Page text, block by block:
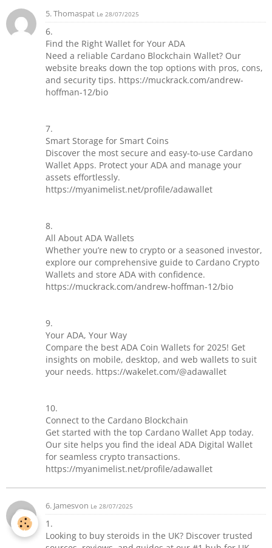
5. Thomaspat Le 28/07/2025
6.
Find the Right Wallet for Your ADA
Need a reliable Cardano Blockchain Wallet? Our
website breaks down the top options with pros, cons,
and security tips. https://muckrack.com/andrew-
hoffman-12/bio
7.
Smart Storage for Smart Coins
Discover the most secure and easy-to-use Cardano
Wallet Apps. Protect your ADA and manage your
assets effortlessly.
https://myanimelist.net/profile/adawallet
8.
All About ADA Wallets
Whether you’re new to crypto or a seasoned investor,
explore our comprehensive guide to Cardano Crypto
Wallets and store ADA with confidence.
https://muckrack.com/andrew-hoffman-12/bio
9.
Your ADA, Your Way
Compare the best ADA Coin Wallets for 2025! Get
insights on mobile, desktop, and web wallets to suit
your needs. https://wakelet.com/@adawallet
10.
Connect to the Cardano Blockchain
Get started with the top Cardano Wallet App today.
Our site helps you find the ideal ADA Digital Wallet
for seamless crypto transactions.
https://myanimelist.net/profile/adawallet
6. Jamesvon Le 28/07/2025
1.
Looking to buy steroids in the UK? Discover trusted